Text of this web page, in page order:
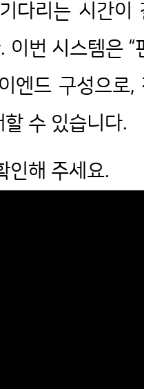
다리는 시간이
이번 시스템은
엔드 구성으로
수 있습니다.
인해 주세요.